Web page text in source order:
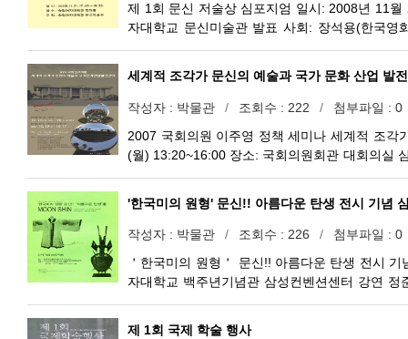
제 1회 문신 저술상 심포지엄 일시: 2008년 11
자대학교 문신미술관 발표 사회: 장석용(한국영
시메트리 조각에 나타난 음악성-조각의 은빛 날
의 정신성과 열린 텍스트-문신 회화와 조각을 연
경조각과 문신
세계적 조각가 문신의 예술과 국가 문화 산업 발
작성자 박물관 조회수 222 첨부파일
0
2007 국회의원 이주영 정책 세미나 세계적 조
(월) 13:20~16:00 장소: 국회의원회관 대회의실
도민일보 사장) 이형호(문화관광부 예술정책팀
주간)
'한국미의 원형' 문신!! 아름다운 탄생 전시 기념
작성자 박물관 조회수 226 첨부파일
0
＇한국미의 원형＇ 문신!! 아름다운 탄생 전시
자대학교 백주년기념관 삼성컨벤션센터 강연
제 1회 국제 학술 행사